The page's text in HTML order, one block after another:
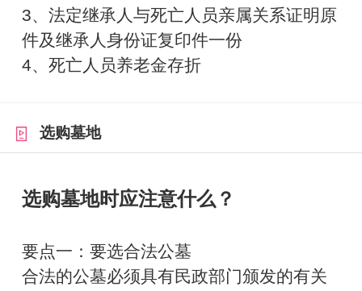
3、法定继承人与死亡人员亲属关系证明原
件及继承人身份证复印件一份
4、死亡人员养老金存折
选购墓地
选购墓地时应注意什么？
要点一：要选合法公墓
合法的公墓必须具有民政部门颁发的有关